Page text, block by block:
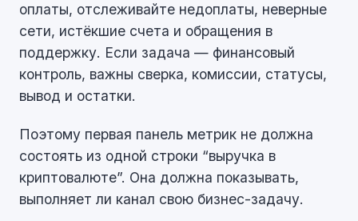
оплаты, отслеживайте недоплаты, неверные
сети, истёкшие счета и обращения в
поддержку. Если задача — финансовый
контроль, важны сверка, комиссии, статусы,
вывод и остатки.
Поэтому первая панель метрик не должна
состоять из одной строки “выручка в
криптовалюте”. Она должна показывать,
выполняет ли канал свою бизнес-задачу.